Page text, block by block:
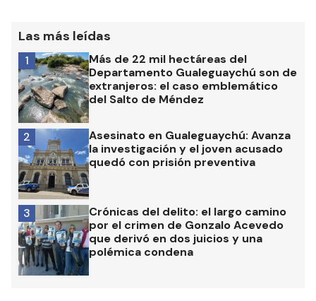
Las más leídas
Más de 22 mil hectáreas del
Departamento Gualeguaychú son de
extranjeros: el caso emblemático
del Salto de Méndez
1
Asesinato en Gualeguaychú: Avanza
la investigación y el joven acusado
quedó con prisión preventiva
2
Crónicas del delito: el largo camino
por el crimen de Gonzalo Acevedo
que derivó en dos juicios y una
polémica condena
3